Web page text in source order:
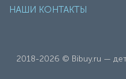
НАШИ КОНТАКТЫ
2018-2026 © Bibuy.ru —